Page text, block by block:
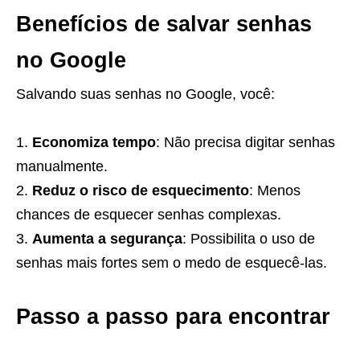
Benefícios de salvar senhas
no Google
Salvando suas senhas no Google, você:
Economiza tempo: Não precisa digitar senhas
manualmente.
Reduz o risco de esquecimento: Menos
chances de esquecer senhas complexas.
Aumenta a segurança: Possibilita o uso de
senhas mais fortes sem o medo de esquecê-las.
Passo a passo para encontrar